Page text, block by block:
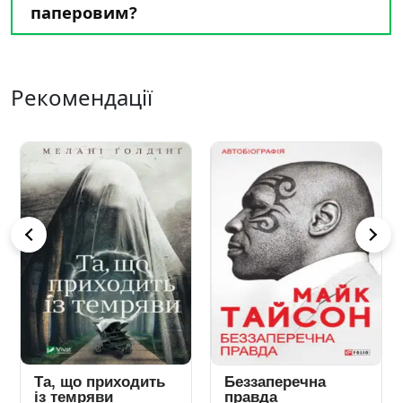
паперовим?
Рекомендації
Та, що приходить
із темряви
Беззаперечна
правда